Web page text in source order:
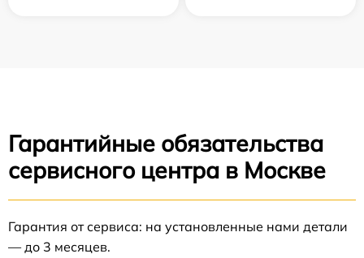
Гарантийные обязательства
сервисного центра в Москве
Гарантия от сервиса: на установленные нами детали
— до 3 месяцев.